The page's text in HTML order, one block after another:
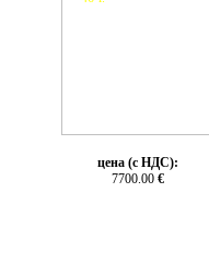
цена (с НДС):
7700.00 €